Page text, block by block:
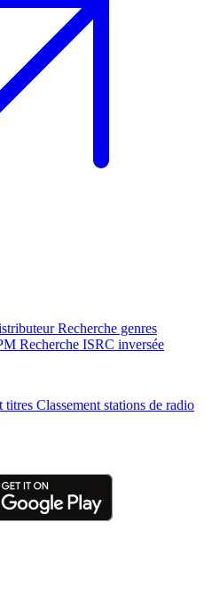
Recherche genres
Recherche ISRC inversée
titres Classement stations de radio